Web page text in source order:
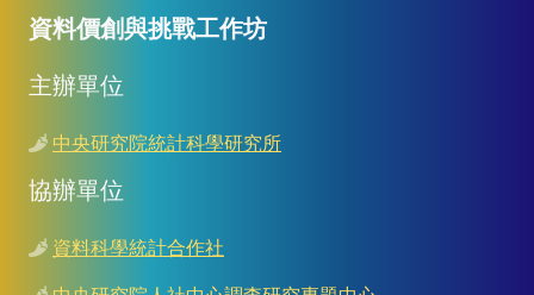
資料價創與挑戰工作坊
主辦單位
中央研究院統計科學研究所
協辦單位
資料科學統計合作社